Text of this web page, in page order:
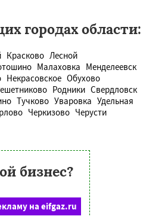
городах области:
Красково Лесной
Малаховка Менделеевск
Некрасовское Обухово
Родники Свердловск
Тучково Уваровка Удельная
Черкизово Черусти
бизнес?
на eifgaz.ru